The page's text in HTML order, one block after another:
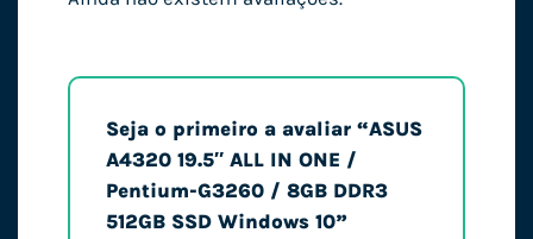
Seja o primeiro a avaliar “ASUS
A4320 19.5″ ALL IN ONE /
Pentium-G3260 / 8GB DDR3
512GB SSD Windows 10”